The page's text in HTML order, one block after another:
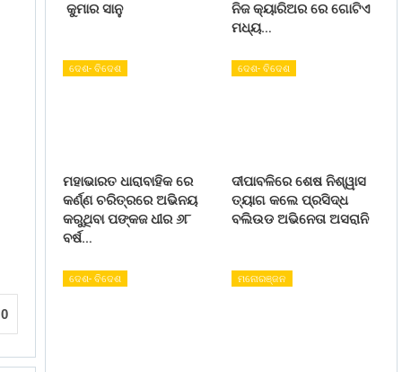
0
କୁମାର ସାନୁ
ନିଜ କ୍ୟାରିଅର ରେ ଗୋଟିଏ
ମଧ୍ୟ…
ଦେଶ- ବିଦେଶ
ମହାଭାରତ ଧାରାବାହିକ ରେ
କର୍ଣ୍ଣ ଚରିତ୍ରରେ ଅଭିନୟ
କରୁଥିବା ପଙ୍କଜ ଧୀର ୬୮
ବର୍ଷ…
ଦେଶ- ବିଦେଶ
ଦୀପାବଳିରେ ଶେଷ ନିଶ୍ୱାସ
ତ୍ୟାଗ କଲେ ପ୍ରସିଦ୍ଧ
ବଲିଉଡ ଅଭିନେତା ଅସରାନି
ଦେଶ- ବିଦେଶ ମନୋରଞ୍ଜନ